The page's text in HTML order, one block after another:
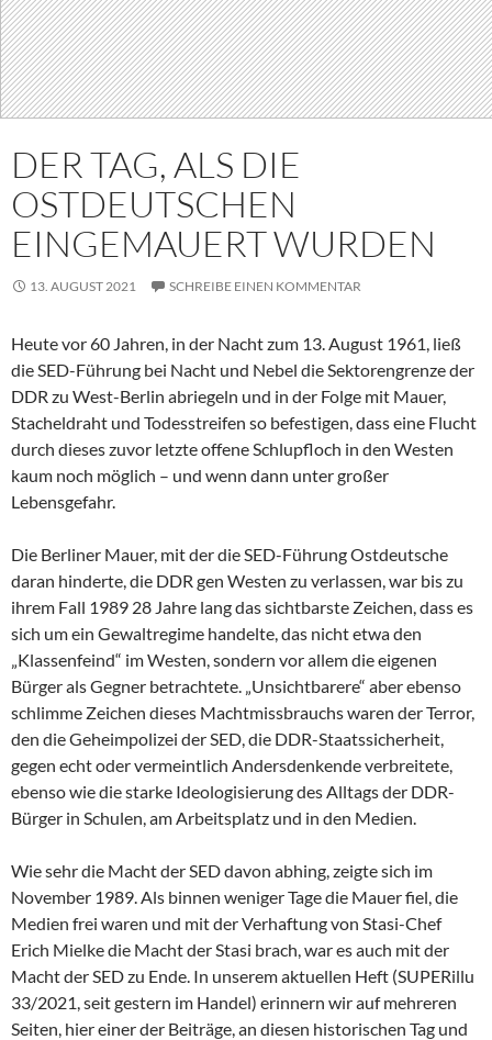
DER TAG, ALS DIE
OSTDEUTSCHEN
EINGEMAUERT WURDEN
13. AUGUST 2021 SCHREIBE EINEN KOMMENTAR
Heute vor 60 Jahren, in der Nacht zum 13. August 1961, ließ
die SED-Führung bei Nacht und Nebel die Sektorengrenze der
DDR zu West-Berlin abriegeln und in der Folge mit Mauer,
Stacheldraht und Todesstreifen so befestigen, dass eine Flucht
durch dieses zuvor letzte offene Schlupfloch in den Westen
kaum noch möglich – und wenn dann unter großer
Lebensgefahr.
Die Berliner Mauer, mit der die SED-Führung Ostdeutsche
daran hinderte, die DDR gen Westen zu verlassen, war bis zu
ihrem Fall 1989 28 Jahre lang das sichtbarste Zeichen, dass es
sich um ein Gewaltregime handelte, das nicht etwa den
„Klassenfeind“ im Westen, sondern vor allem die eigenen
Bürger als Gegner betrachtete. „Unsichtbarere“ aber ebenso
schlimme Zeichen dieses Machtmissbrauchs waren der Terror,
den die Geheimpolizei der SED, die DDR-Staatssicherheit,
gegen echt oder vermeintlich Andersdenkende verbreitete,
ebenso wie die starke Ideologisierung des Alltags der DDR-
Bürger in Schulen, am Arbeitsplatz und in den Medien.
Wie sehr die Macht der SED davon abhing, zeigte sich im
November 1989. Als binnen weniger Tage die Mauer fiel, die
Medien frei waren und mit der Verhaftung von Stasi-Chef
Erich Mielke die Macht der Stasi brach, war es auch mit der
Macht der SED zu Ende. In unserem aktuellen Heft (SUPERillu
33/2021, seit gestern im Handel) erinnern wir auf mehreren
Seiten, hier einer der Beiträge, an diesen historischen Tag und